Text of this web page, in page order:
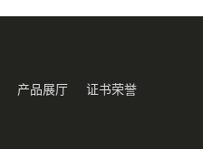
产品展厅 证书荣誉